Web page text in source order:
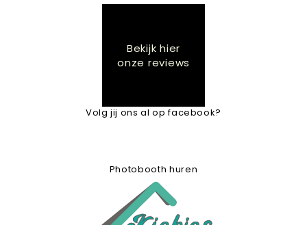
Bekijk hier
onze reviews
Volg jij ons al op facebook?
Photobooth huren